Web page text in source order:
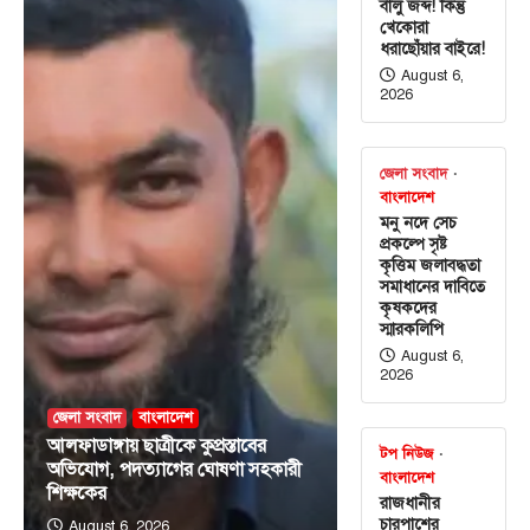
জেলা সংবাদ বাংলাদেশ
আলফাডাঙ্গায় ছাত্রীকে কুপ্রস্তাবের
অভিযোগ, পদত্যাগের ঘোষণা সহকারী
শিক্ষকের
August 6, 2026
বালু জব্দ! কিন্তু
খেকোরা
ধরাছোঁয়ার বাইরে!
August 6,
2026
জেলা সংবাদ
বাংলাদেশ
মনু নদে সেচ
প্রকল্পে সৃষ্ট
কৃত্তিম জলাবদ্ধতা
সমাধানের দাবিতে
কৃষকদের
স্মারকলিপি
August 6,
2026
টপ নিউজ
বাংলাদেশ
রাজধানীর
চারপাশের